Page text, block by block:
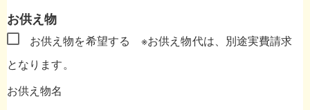
お供え物
お供え物を希望する ※お供え物代は、別途実費請求
となります。
お供え物名